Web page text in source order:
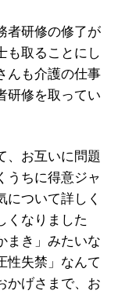
者研修の修了が
も取ることにし
んも介護の仕事
研修を取ってい
、お互いに問題
うちに得意ジャ
について詳しく
くなりました
まき」みたいな
性失禁」なんて
かげさまで、お